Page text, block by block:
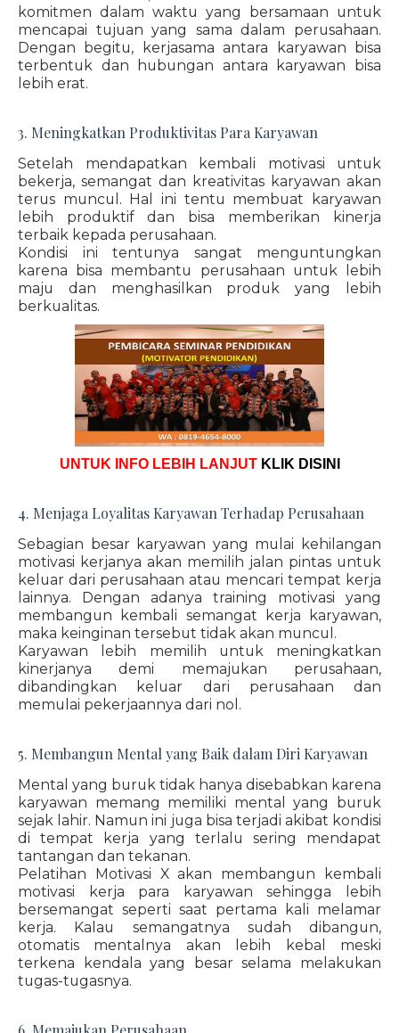
komitmen dalam waktu yang bersamaan untuk
mencapai tujuan yang sama dalam perusahaan.
Dengan begitu, kerjasama antara karyawan bisa
terbentuk dan hubungan antara karyawan bisa
lebih erat.
3. Meningkatkan Produktivitas Para Karyawan
Setelah mendapatkan kembali motivasi untuk
bekerja, semangat dan kreativitas karyawan akan
terus muncul. Hal ini tentu membuat karyawan
lebih produktif dan bisa memberikan kinerja
terbaik kepada perusahaan.
Kondisi ini tentunya sangat menguntungkan
karena bisa membantu perusahaan untuk lebih
maju dan menghasilkan produk yang lebih
berkualitas.
UNTUK INFO LEBIH LANJUT KLIK DISINI
4. Menjaga Loyalitas Karyawan Terhadap Perusahaan
Sebagian besar karyawan yang mulai kehilangan
motivasi kerjanya akan memilih jalan pintas untuk
keluar dari perusahaan atau mencari tempat kerja
lainnya. Dengan adanya training motivasi yang
membangun kembali semangat kerja karyawan,
maka keinginan tersebut tidak akan muncul.
Karyawan lebih memilih untuk meningkatkan
kinerjanya demi memajukan perusahaan,
dibandingkan keluar dari perusahaan dan
memulai pekerjaannya dari nol.
5. Membangun Mental yang Baik dalam Diri Karyawan
Mental yang buruk tidak hanya disebabkan karena
karyawan memang memiliki mental yang buruk
sejak lahir. Namun ini juga bisa terjadi akibat kondisi
di tempat kerja yang terlalu sering mendapat
tantangan dan tekanan.
Pelatihan Motivasi X akan membangun kembali
motivasi kerja para karyawan sehingga lebih
bersemangat seperti saat pertama kali melamar
kerja. Kalau semangatnya sudah dibangun,
otomatis mentalnya akan lebih kebal meski
terkena kendala yang besar selama melakukan
tugas-tugasnya.